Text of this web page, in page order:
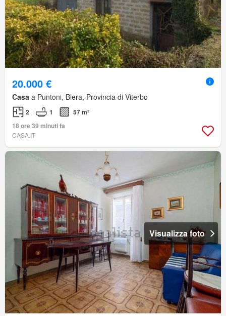
20.000 €
Casa a Puntoni, Blera, Provincia di Viterbo
2 1
57 m²
18 ore 39 minuti fa
CASA.IT
Visualizza foto